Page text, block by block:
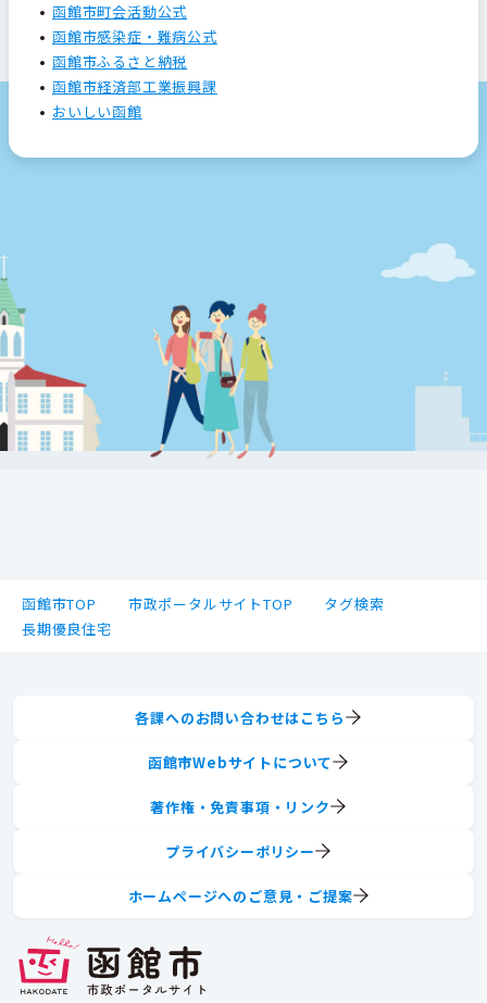
函館市町会活動公式
函館市感染症・難病公式
函館市ふるさと納税
函館市経済部工業振興課
おいしい函館
函館市TOP 市政ポータルサイトTOP
タグ検索
長期優良住宅
各課へのお問い合わせはこちら
函館市Webサイトについて
著作権・免責事項・リンク
プライバシーポリシー
ホームページへのご意見・ご提案